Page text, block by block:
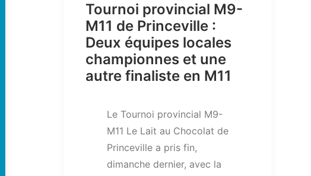
Tournoi provincial M9-
M11 de Princeville :
Deux équipes locales
championnes et une
autre finaliste en M11
Le Tournoi provincial M9-
M11 Le Lait au Chocolat de
Princeville a pris fin,
dimanche dernier, avec la